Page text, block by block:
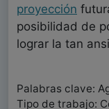
proyección
posibilidad de
lograr la tan
Palabras clave:
Tipo de trabajo: